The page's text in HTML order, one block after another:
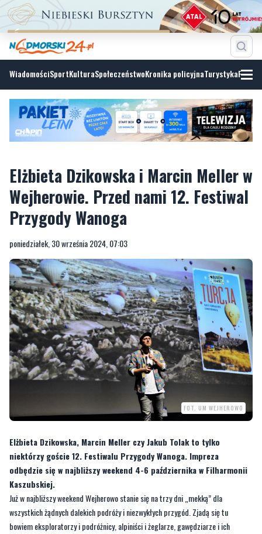
WiadomościSportKulturaSpołeczeństwoKronika policyjnaTurystyka
Elżbieta Dzikowska i Marcin Meller w
Przygody Wanoga
poniedziałek, 30 września 2024, 07:03
FOT. UM WEJHEROWO
Elżbieta Dzikowska, Marcin Meller czy Jakub Tolak to tylko
niektórzy goście 12. Festiwalu Przygody Wanoga. Impreza
Kaszubskiej.
Już w najbliższy weekend Wejherowo stanie się na trzy dni „mekką” dla
wszystkich żądnych dalekich podróży i niezwykłych przygód. Zjadą się tu
bowiem eksploratorzy i podróżnicy, alpiniści i żeglarze, gawędziarze i ich
słuchacze, a także ludzie aktywni, poszukujący ciekawych form spędzania czasu
wolnego.